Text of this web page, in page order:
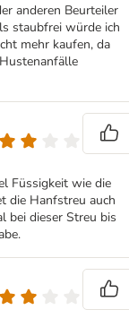
anderen Beurteiler
staubfrei würde ich
mehr kaufen, da
Füssigkeit wie die
die Hanfstreu auch
bei dieser Streu bis